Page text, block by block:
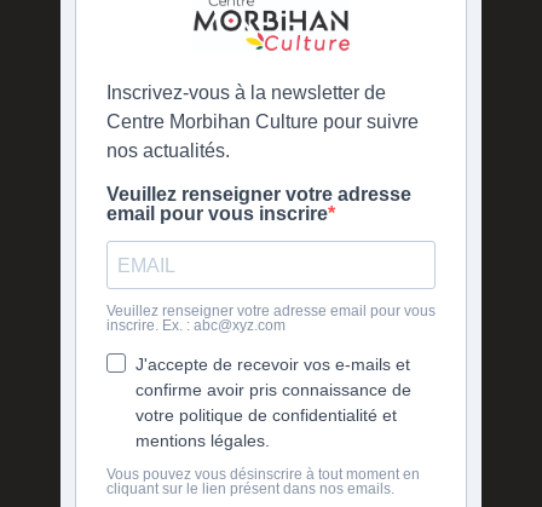
Inscrivez-vous à la newsletter de
Centre Morbihan Culture pour suivre
nos actualités.
Veuillez renseigner votre adresse
email pour vous inscrire
Veuillez renseigner votre adresse email pour vous
inscrire. Ex. : abc@xyz.com
J'accepte de recevoir vos e-mails et
confirme avoir pris connaissance de
votre politique de confidentialité et
mentions légales.
Vous pouvez vous désinscrire à tout moment en
cliquant sur le lien présent dans nos emails.